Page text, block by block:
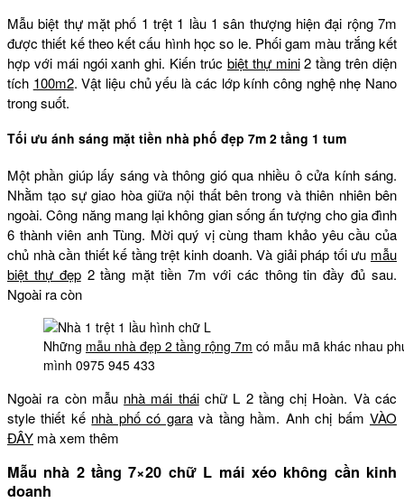
Mẫu biệt thự mặt phố 1 trệt 1 lầu 1 sân thượng hiện đại rộng 7m
được thiết kế theo kết cấu hình học so le. Phối gam màu trắng kết
hợp với mái ngói xanh ghi. Kiến trúc biệt thự mini2 tầng trên diện
tích 100m2. Vật liệu chủ yếu là các lớp kính công nghệ nhẹ Nano
trong suốt.
Tối ưu ánh sáng mặt tiền nhà phố đẹp 7m 2 tầng 1 tum
Một phần giúp lấy sáng và thông gió qua nhiều ô cửa kính sáng.
Nhằm tạo sự giao hòa giữa nội thất bên trong và thiên nhiên bên
ngoài. Công năng mang lại không gian sống ấn tượng cho gia đình
6 thành viên anh Tùng. Mời quý vị cùng tham khảo yêu cầu của
chủ nhà cần thiết kế tầng trệt kinh doanh. Và giải pháp tối ưu mẫu
biệt thự đẹp2 tầng mặt tiền 7m với các thông tin đầy đủ sau.
Ngoài ra còn
Những mẫu nhà đẹp 2 tầng rộng 7m có mẫu mã khác nhau
mình 0975 945 433
Ngoài ra còn mẫu nhà mái tháichữ L 2 tầng chị Hoàn. Và các
style thiết kế nhà phố có garavà tầng hầm. Anh chị bấmVÀO
ĐÂY mà xem thêm
Mẫu nhà 2 tầng 7×20 chữ L mái xéo không cần kinh
doanh